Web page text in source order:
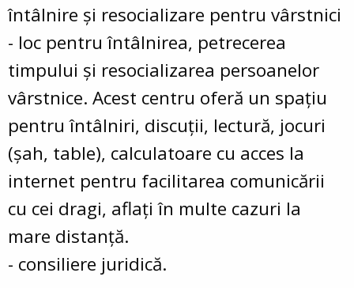
întâlnire şi resocializare pentru vârstnici
- loc pentru întâlnirea, petrecerea
timpului şi resocializarea persoanelor
vârstnice. Acest centru oferă un spaţiu
pentru întâlniri, discuţii, lectură, jocuri
(şah, table), calculatoare cu acces la
internet pentru facilitarea comunicării
cu cei dragi, aflaţi în multe cazuri la
mare distanţă.
- consiliere juridică.